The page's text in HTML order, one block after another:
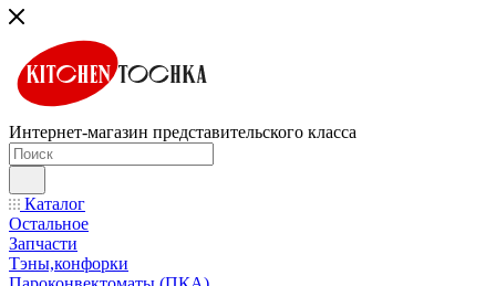
Интернет-магазин представительского класса
Каталог
Остальное
Запчасти
Тэны,конфорки